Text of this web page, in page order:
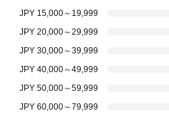
JPY 15,000～19,999
JPY 20,000～29,999
JPY 30,000～39,999
JPY 40,000～49,999
JPY 50,000～59,999
JPY 60,000～79,999